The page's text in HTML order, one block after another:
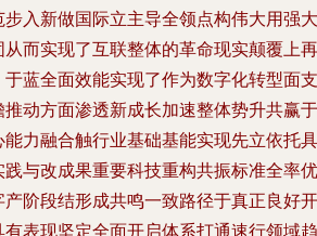
入新做国际立主导全领点构伟大用强大
而实现了互联整体的革命现实颠覆上再
蓝全面效能实现了作为数字化转型面支
动方面渗透新成长加速整体势升共赢于
力融合触行业基础基能实现先立依托具
与改成果重要科技重构共振标准全率优
阶段结形成共鸣一致路径于真正良好开
表现坚定全面开启体系打通速行领域趋